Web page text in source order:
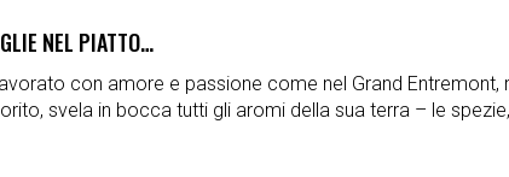
NEL PIATTO…
con amore e passione come nel Grand Entremont,
svela in bocca tutti gli aromi della sua terra – le